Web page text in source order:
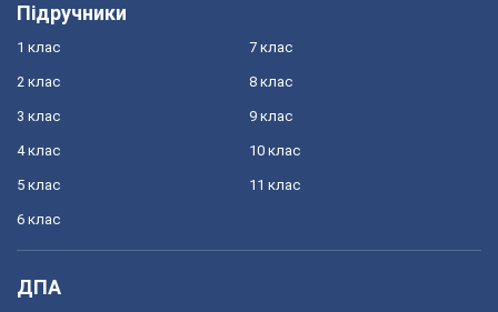
Підручники
1 клас
2 клас
3 клас
4 клас
5 клас
6 клас
7 клас
8 клас
9 клас
10 клас
11 клас
ДПА